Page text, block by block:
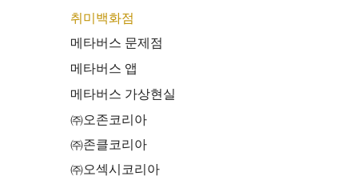
취미백화점
메타버스 문제점
메타버스 앱
메타버스 가상현실
㈜오존코리아
㈜존클코리아
㈜오섹시코리아